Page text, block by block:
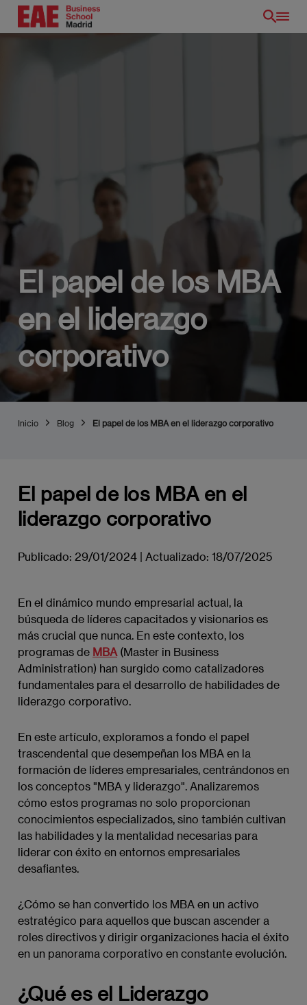
Pasar
El papel de los MBA
en el liderazgo
corporativo
Inicio Blog El papel de los MBA en el liderazgo corporativo
El papel de los MBA en el
liderazgo corporativo
Publicado: 29/01/2024 | Actualizado: 18/07/2025
En el dinámico mundo empresarial actual, la
búsqueda de líderes capacitados y visionarios es
más crucial que nunca. En este contexto, los
programas de MBA (Master in Business
Administration) han surgido como catalizadores
fundamentales para el desarrollo de habilidades de
liderazgo corporativo.
En este artículo, exploramos a fondo el papel
trascendental que desempeñan los MBA en la
formación de líderes empresariales, centrándonos en
los conceptos "MBA y liderazgo". Analizaremos
cómo estos programas no solo proporcionan
conocimientos especializados, sino también cultivan
las habilidades y la mentalidad necesarias para
liderar con éxito en entornos empresariales
desafiantes.
¿Cómo se han convertido los MBA en un activo
estratégico para aquellos que buscan ascender a
roles directivos y dirigir organizaciones hacia el éxito
en un panorama corporativo en constante evolución.
¿Qué es el Liderazgo